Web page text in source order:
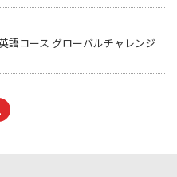
語コース グローバルチャレンジ